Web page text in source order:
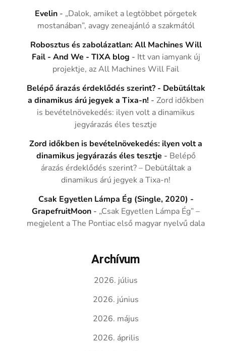
Evelin - „Dalok, amiket a legtöbbet pörgetek
mostanában”, avagy zeneajánló a szakmától
Robosztus és zabolázatlan: All Machines Will
Fail - And We - TIXA blog - Itt van iamyank új
projektje, az All Machines Will Fail
Belépő árazás érdeklődés szerint? - Debütáltak
a dinamikus árú jegyek a Tixa-n! -Zord időkben
is bevételnövekedés: ilyen volt a dinamikus
jegyárazás éles tesztje
Zord időkben is bevételnövekedés: ilyen volt a
dinamikus jegyárazás éles tesztje - Belépő
árazás érdeklődés szerint? – Debütáltak a
dinamikus árú jegyek a Tixa-n!
Csak Egyetlen Lámpa Ég (Single, 2020) -
GrapefruitMoon - „Csak Egyetlen Lámpa Ég” –
megjelent a The Pontiac első magyar nyelvű dala
Archívum
2026. július
2026. június
2026. május
2026. április